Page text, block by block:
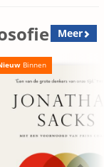
Meer
Binnen